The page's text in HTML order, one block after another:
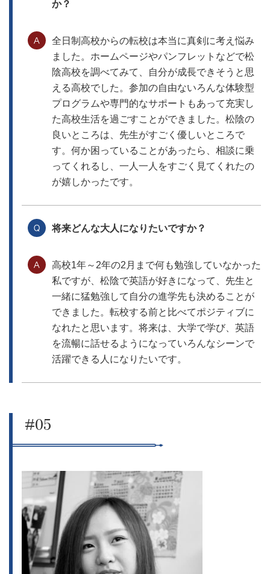
か？
全日制高校からの転校は本当に真剣に考え悩み
ました。ホームページやパンフレットなどで松
陰高校を調べてみて、自分が成長できそうと思
える高校でした。参加の自由ないろんな体験型
プログラムや専門的なサポートもあって充実し
た高校生活を過ごすことができました。松陰の
良いところは、先生がすごく優しいところで
す。何か困っていることがあったら、相談に乗
ってくれるし、一人一人をすごく見てくれたの
が嬉しかったです。
将来どんな大人になりたいですか？
高校1年～2年の2月まで何も勉強していなかった
私ですが、松陰で英語が好きになって、先生と
一緒に猛勉強して自分の進学先も決めることが
できました。転校する前と比べてポジティブに
なれたと思います。将来は、大学で学び、英語
を流暢に話せるようになっていろんなシーンで
活躍できる人になりたいです。
#05